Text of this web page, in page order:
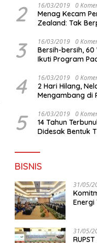
2 16/03/2019 0
Menag Kecam
Zealand: Tak
3 16/03/2019 0
Bersih-bersih,
Ikuti Program
4 16/03/2019 0
2 Hari Hilang,
Mengambang di
5 16/03/2019 0
14 Tahun
Didesak Bentuk
BISNIS
31/05/
Energi
31/05/